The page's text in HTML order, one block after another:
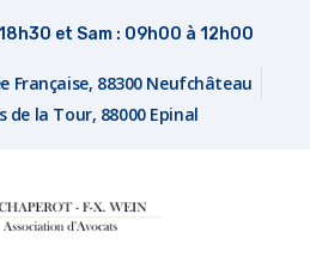
et Sam : 09h00 à 12h00
Française, 88300 Neufchâteau
de la Tour, 88000 Epinal